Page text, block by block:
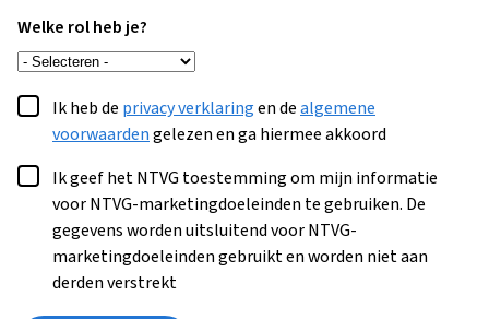
Welke rol heb je?
Ik heb de privacy verklaringen dealgemene
voorwaardengelezen en ga hiermee akkoord
Ik geef het NTVG toestemming om mijn informatie
voor NTVG-marketingdoeleinden te gebruiken. De
gegevens worden uitsluitend voor NTVG-
marketingdoeleinden gebruikt en worden niet aan
derden verstrekt